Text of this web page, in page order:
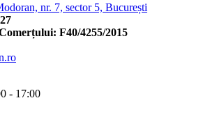
nr. 7, sector 5, București
F40/4255/2015
- 17:00